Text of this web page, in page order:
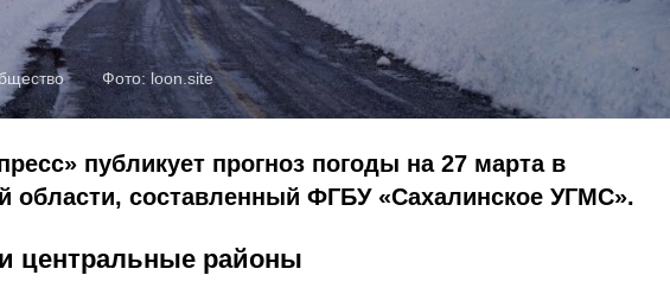
Фото:loon.site
публикует прогноз погоды на 27 марта в
области, составленный ФГБУ «Сахалинское УГМС».
центральные районы